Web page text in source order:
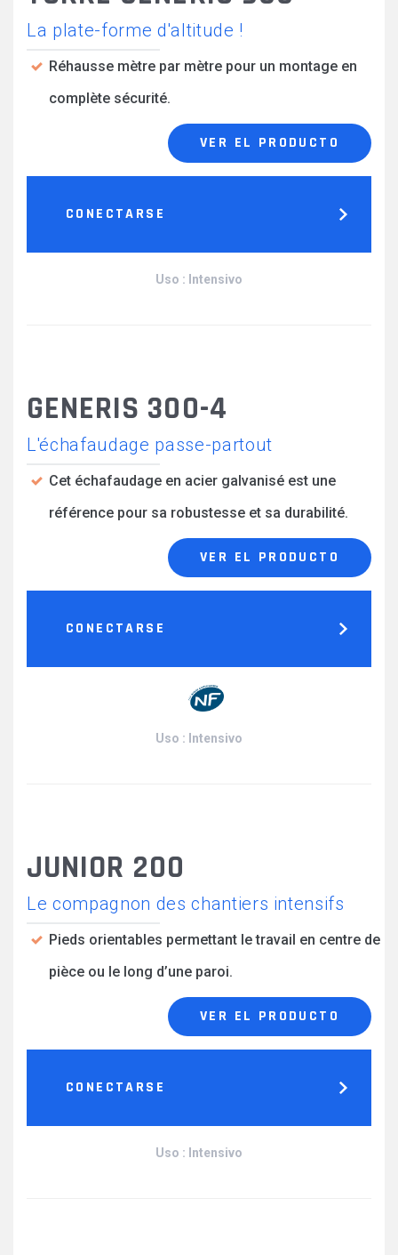
La plate-forme d'altitude !
Réhausse mètre par mètre pour un montage en
complète sécurité.
VER EL PRODUCTO
CONECTARSE
Uso : Intensivo
GENERIS 300-4
L'échafaudage passe-partout
Cet échafaudage en acier galvanisé est une
référence pour sa robustesse et sa durabilité.
VER EL PRODUCTO
CONECTARSE
Uso : Intensivo
JUNIOR 200
Le compagnon des chantiers intensifs
Pieds orientables permettant le travail en centre de
pièce ou le long d’une paroi.
VER EL PRODUCTO
CONECTARSE
Uso : Intensivo